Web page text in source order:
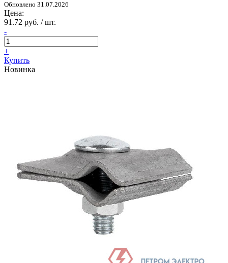
Обновлено 31.07.2026
Цена:
91.72 руб. / шт.
-
+
Купить
Новинка